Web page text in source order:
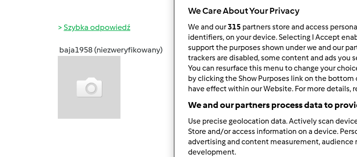
Szybka odpowiedź
baja1958 (niezweryfikowany)
ndz., 06/24/2018 - 15:25
monika6500 wrote:
[img title="
Cytuj:
magi1[/i] wrote:
Ufff jestem, dopiero usiadłam
We Care About Your Privacy
We and our315 partners store and access
identifiers, on your device. Selecting I Accept
support the purposes shown under we and our
trackers are disabled, some content and ads you
You can resurface this menu to change your
by clicking the Show Purposes link on the bottom
have effect within our Website. For more details,
We and our partners process data to
Use precise geolocation data. Actively scan
Store and/or access information on a device.
advertising and content measurement, audience
development.